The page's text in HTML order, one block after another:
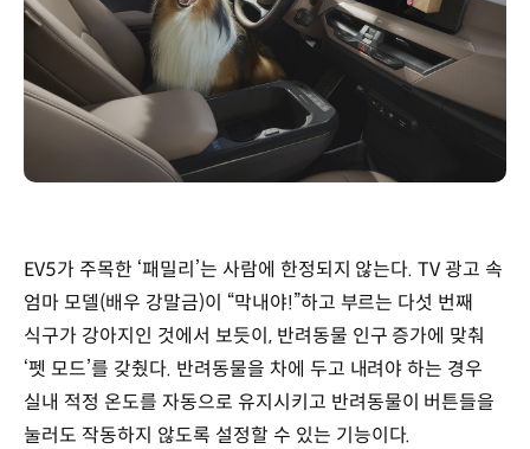
EV5가 주목한 ‘패밀리’는 사람에 한정되지 않는다. TV 광고 속
엄마 모델(배우 강말금)이 “막내야!”하고 부르는 다섯 번째
식구가 강아지인 것에서 보듯이, 반려동물 인구 증가에 맞춰
‘펫 모드’를 갖췄다. 반려동물을 차에 두고 내려야 하는 경우
실내 적정 온도를 자동으로 유지시키고 반려동물이 버튼들을
눌러도 작동하지 않도록 설정할 수 있는 기능이다.